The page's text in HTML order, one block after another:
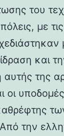
του
πόλεις, με
και
της
οι
την